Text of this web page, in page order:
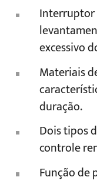
Interruptor
excessivo
Materiais
duração.
Dois tipos
controle
Função de